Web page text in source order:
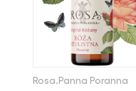
Rosa.Panna Poranna